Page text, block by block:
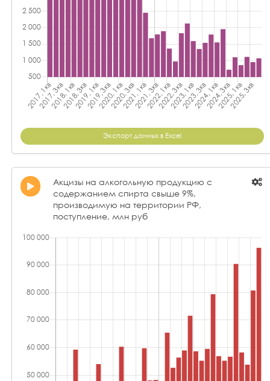
Экспорт данных в Excel
Акцизы на алкогольную продукцию с
содержанием спирта свыше 9%,
производимую на территории РФ,
поступление, млн руб